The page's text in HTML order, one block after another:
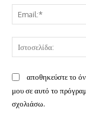
αποθηκεύστε το
μου σε αυτό το
σχολιάσω.